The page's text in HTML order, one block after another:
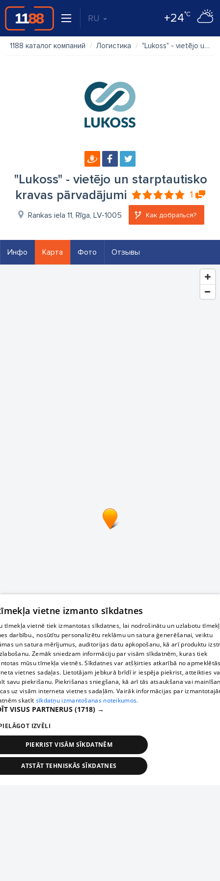
RU +24°C
1188 каталог компаний Логистика "Lukoss" - vietējo un starptautisko kravas pārvadājumi
"Lukoss" - vietējo un starptautisko
kravas pārvadājumi
1
Rankas iela 11, Rīga, LV-1005 Как добраться?
Инфо Карта Фото Отзывы
vietne izmanto sīkdatnes
tīmekļa vietnē tiek izmantotas sīkdatnes, lai nodrošinātu un uzlabotu
darbību., nosūtītu personalizētu reklāmu un satura ģenerēšanai, veiktu
un satura mērījumus, auditorijas datu apkopošanu, kā arī produktu
Zemāk sniedzam informāciju par visām sīkdatnēm, kuras tiek
mūsu tīmekļa vietnēs. Sīkdatnes var atšķirties atkarībā no
vietnes sadaļas. Lietotājam jebkurā brīdī ir iespēja piekrist, atteikties
savu piekrišanu. Piekrišanas sniegšana, kā arī tās atsaukšana vai
uz visām interneta vietnes sadaļām. Vairāk informācijas par
skatīt sīkdatņu izmantošanas noteikumos.
VISUS PARTNERUS (1718) →
IZVĒLI
PIEKRIST VISĀM SĪKDATNĒM
ATSTĀT TEHNISKĀS SĪKDATNES